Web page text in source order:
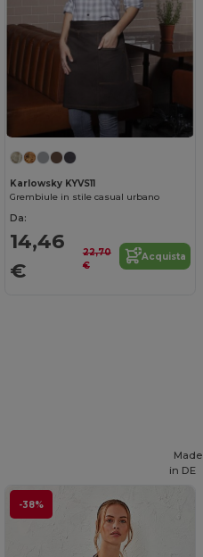
Karlowsky KYVS11
Grembiule in stile casual urbano
Da:
14,46
€
22,70
€
Acquista
-38%
Made
in DE